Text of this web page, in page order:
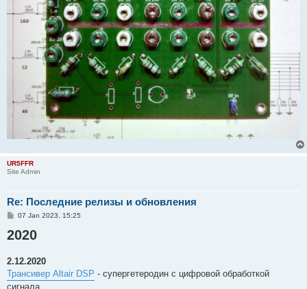
UR5FFR
Site Admin
Re: Последние релизы и обновления
P
s
t
07 Jan 2023, 15:25
2020
2.12.2020
Трансивер Altair DSP - супергетеродин с цифровой обработкой
сигнала